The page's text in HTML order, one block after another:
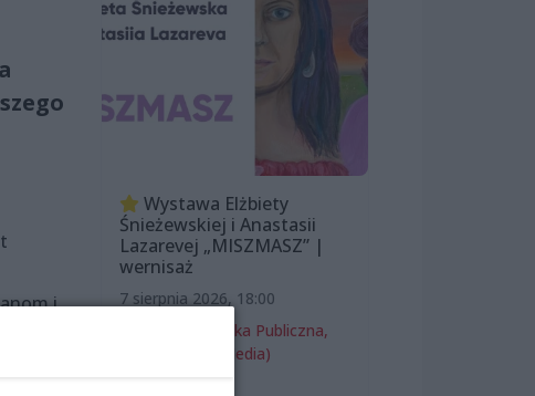
i
Wystawa Elżbiety
Śnieżewskiej i Anastasii
Lazarevej „MISZMASZ” |
wernisaż
7 sierpnia 2026, 18:00
Miejska Biblioteka Publiczna,
filia nr 54 (ProMedia)